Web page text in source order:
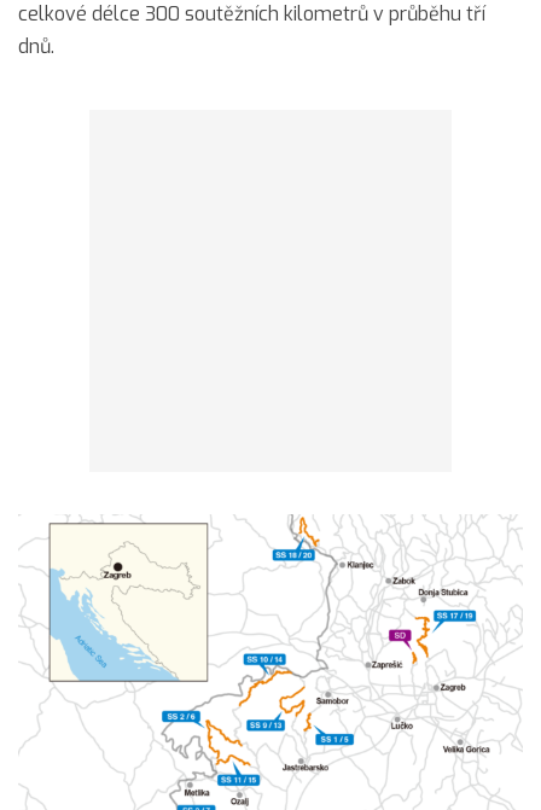
celkové délce 300 soutěžních kilometrů v průběhu tří
dnů.